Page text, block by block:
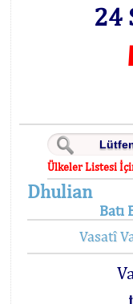
24
Ülkeler Listesi
Dhulian
Batı
Vasatî